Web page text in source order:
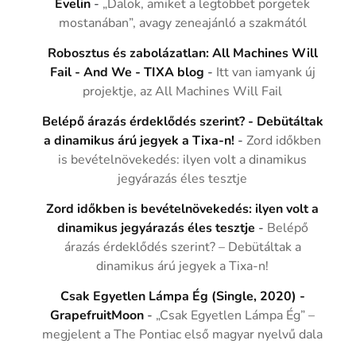
Evelin - „Dalok, amiket a legtöbbet pörgetek
mostanában”, avagy zeneajánló a szakmától
Robosztus és zabolázatlan: All Machines Will
Fail - And We - TIXA blog - Itt van iamyank új
projektje, az All Machines Will Fail
Belépő árazás érdeklődés szerint? - Debütáltak
a dinamikus árú jegyek a Tixa-n! -Zord időkben
is bevételnövekedés: ilyen volt a dinamikus
jegyárazás éles tesztje
Zord időkben is bevételnövekedés: ilyen volt a
dinamikus jegyárazás éles tesztje - Belépő
árazás érdeklődés szerint? – Debütáltak a
dinamikus árú jegyek a Tixa-n!
Csak Egyetlen Lámpa Ég (Single, 2020) -
GrapefruitMoon - „Csak Egyetlen Lámpa Ég” –
megjelent a The Pontiac első magyar nyelvű dala